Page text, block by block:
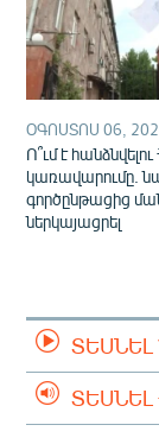
ՕԳՈՍՏՈՍ 06,
Ո՞ւմ է
կառավարումը.
գործընթացից
ներկայացրել
ՏԵՍՆԵԼ
ՏԵՍՆԵԼ